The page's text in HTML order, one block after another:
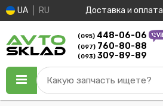
UA RU Доставка и оплата
(095) 448-06-06
(097) 760-80-88
(093) 309-89-89
Какую запчасть ищете?